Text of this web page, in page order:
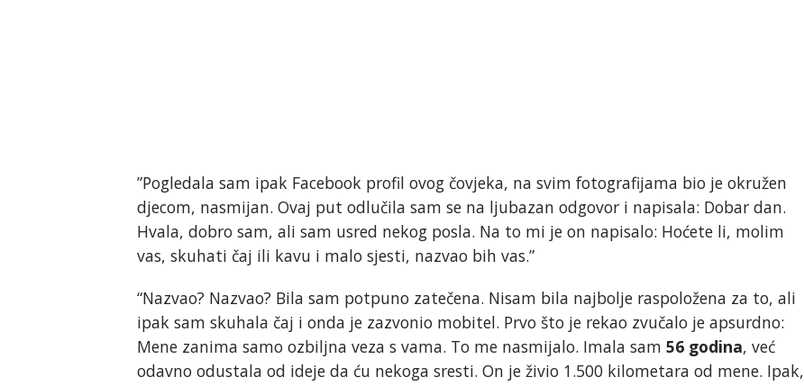
”Pogledala sam ipak Facebook profil ovog čovjeka, na svim fotografijama bio je okružen
djecom, nasmijan. Ovaj put odlučila sam se na ljubazan odgovor i napisala: Dobar dan.
Hvala, dobro sam, ali sam usred nekog posla. Na to mi je on napisalo: Hoćete li, molim
vas, skuhati čaj ili kavu i malo sjesti, nazvao bih vas.”
“Nazvao? Nazvao? Bila sam potpuno zatečena. Nisam bila najbolje raspoložena za to, ali
ipak sam skuhala čaj i onda je zazvonio mobitel. Prvo što je rekao zvučalo je apsurdno:
Mene zanima samo ozbiljna veza s vama. To me nasmijalo. Imala sam 56 godina, već
odavno odustala od ideje da ću nekoga sresti. On je živio 1.500 kilometara od mene. Ipak,